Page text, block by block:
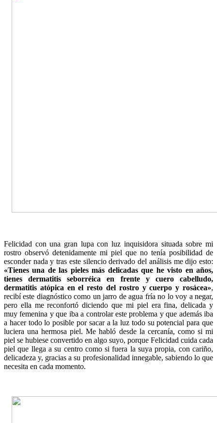
Felicidad con una gran lupa con luz inquisidora situada sobre mi
rostro observó detenidamente mi piel que no tenía posibilidad de
esconder nada y tras este silencio derivado del análisis me dijo esto:
«Tienes una de las pieles más delicadas que he visto en años,
tienes dermatitis seborréica en frente y cuero cabelludo,
dermatitis atópica en el resto del rostro y cuerpo y rosácea»,
recibí este diagnóstico como un jarro de agua fría no lo voy a negar,
pero ella me reconfortó diciendo que mi piel era fina, delicada y
muy femenina y que iba a controlar este problema y que además iba
a hacer todo lo posible por sacar a la luz todo su potencial para que
luciera una hermosa piel. Me habló desde la cercanía, como si mi
piel se hubiese convertido en algo suyo, porque Felicidad cuida cada
piel que llega a su centro como si fuera la suya propia, con cariño,
delicadeza y, gracias a su profesionalidad innegable, sabiendo lo que
necesita en cada momento.